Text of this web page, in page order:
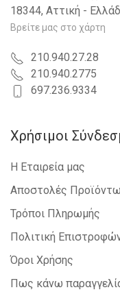
18344, Αττική -
Βρείτε μας στο χάρτη
210.940.27.28
210.940.2775
697.236.9334
Χρήσιμοι
Η Εταιρεία μας
Αποστολές
Τρόποι Πληρωμής
Πολιτική
Όροι Χρήσης
Πως κάνω